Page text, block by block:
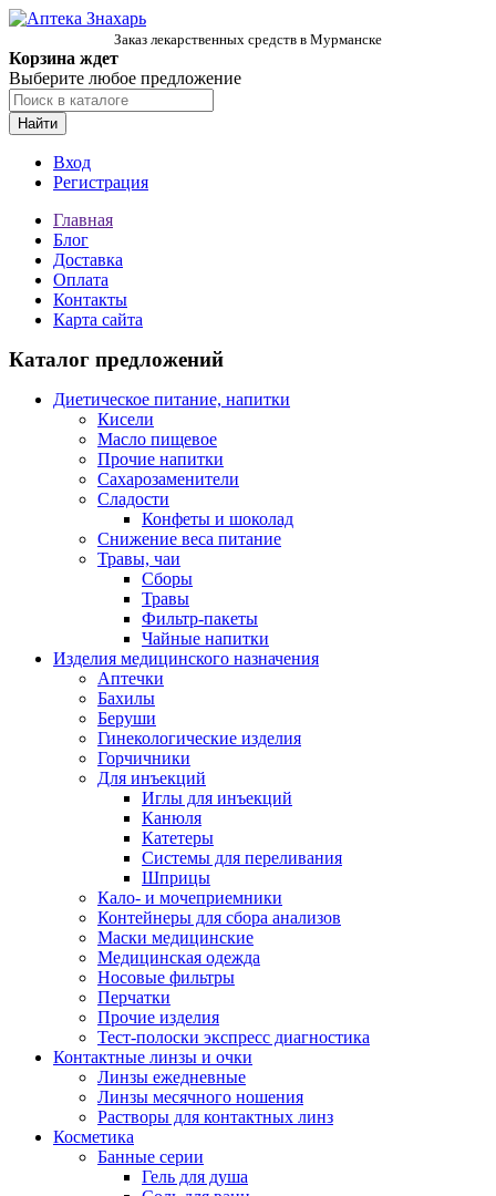
Заказ лекарственных средств в Мурманске
Корзина ждет
Выберите любое предложение
Найти
Вход
Регистрация
Главная
Блог
Доставка
Оплата
Контакты
Карта сайта
Каталог предложений
Диетическое питание, напитки
Кисели
Масло пищевое
Прочие напитки
Сахарозаменители
Сладости
Конфеты и шоколад
Снижение веса питание
Травы, чаи
Сборы
Травы
Фильтр-пакеты
Чайные напитки
Изделия медицинского назначения
Аптечки
Бахилы
Беруши
Гинекологические изделия
Горчичники
Для инъекций
Иглы для инъекций
Канюля
Катетеры
Системы для переливания
Шприцы
Кало- и мочеприемники
Контейнеры для сбора анализов
Маски медицинские
Медицинская одежда
Носовые фильтры
Перчатки
Прочие изделия
Тест-полоски экспресс диагностика
Контактные линзы и очки
Линзы ежедневные
Линзы месячного ношения
Растворы для контактных линз
Косметика
Банные серии
Гель для душа